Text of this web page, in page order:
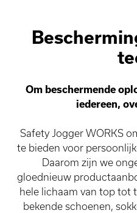
Om beschermende
iedereen,
Safety Jogger WORKS
te bieden voor
Daarom zijn we
gloednieuw
hele lichaam van top tot
bekende schoenen,